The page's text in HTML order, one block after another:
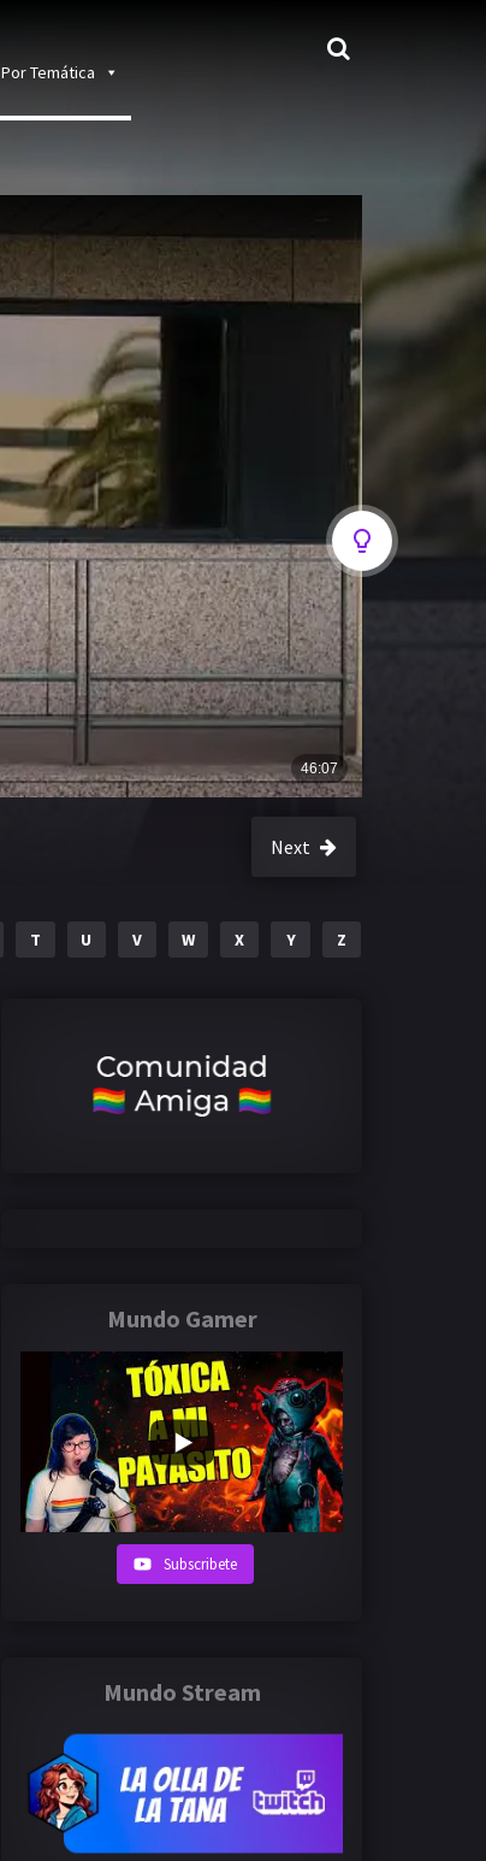
Por Temática
Next
T U V W X Y Z
Mundo Gamer
Subscribete
Mundo Stream